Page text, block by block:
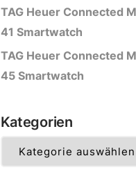
TAG Heuer Connected
41 Smartwatch
TAG Heuer Connected
45 Smartwatch
Kategorien